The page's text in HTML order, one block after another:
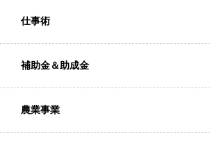
仕事術
補助金＆助成金
農業事業